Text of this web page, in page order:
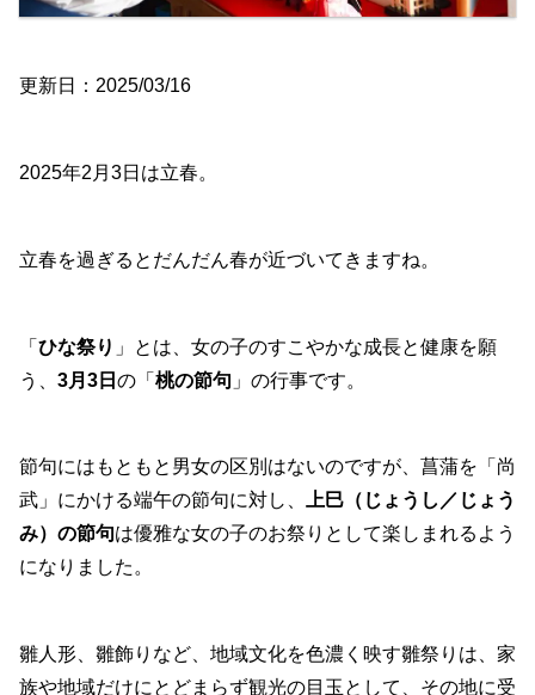
更新日：2025/03/16
2025年2月3日は立春。
立春を過ぎるとだんだん春が近づいてきますね。
「 ひな祭り 」とは、女の子のすこやかな成長と健康を願
う、 3月3日 の「 桃の節句 」の行事です。
節句にはもともと男女の区別はないのですが、菖蒲を「尚
武」にかける端午の節句に対し、 上巳（じょうし／じょう
み）の節句は優雅な女の子のお祭りとして楽しまれるよう
になりました。
雛人形、雛飾りなど、地域文化を色濃く映す雛祭りは、家
族や地域だけにとどまらず観光の目玉として、その地に受